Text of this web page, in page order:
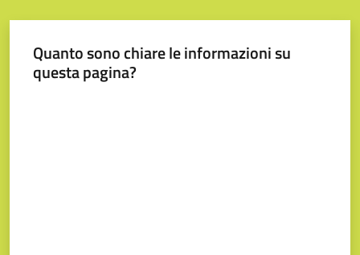
Quanto sono chiare le informazioni su
questa pagina?